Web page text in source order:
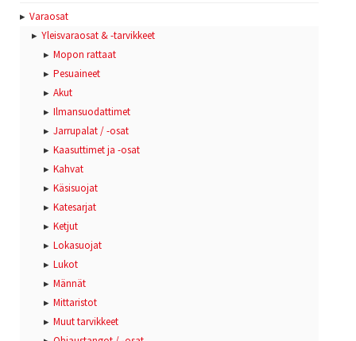
Varaosat
Yleisvaraosat & -tarvikkeet
Mopon rattaat
Pesuaineet
Akut
Ilmansuodattimet
Jarrupalat / -osat
Kaasuttimet ja -osat
Kahvat
Käsisuojat
Katesarjat
Ketjut
Lokasuojat
Lukot
Männät
Mittaristot
Muut tarvikkeet